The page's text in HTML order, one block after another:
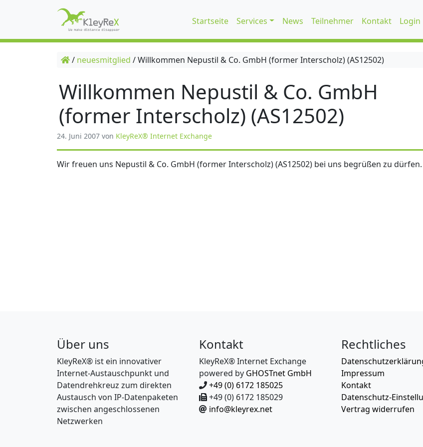
Startseite Services News Teilnehmer Kontakt Login
/ neuesmitglied /Willkommen Nepustil & Co. GmbH (former Interscholz) (AS12502)
Willkommen Nepustil & Co. GmbH
(former Interscholz) (AS12502)
24. Juni 2007 von KleyReX® Internet Exchange
Wir freuen uns Nepustil & Co. GmbH (former Interscholz) (AS12502) bei uns begrüßen zu dürfen.
Über uns
KleyReX® ist ein innovativer
Internet-Austauschpunkt und
Datendrehkreuz zum direkten
Austausch von IP-Datenpaketen
zwischen angeschlossenen
Netzwerken
Kontakt
KleyReX® Internet Exchange
powered by GHOSTnet GmbH
+49 (0) 6172 185025
+49 (0) 6172 185029
info@kleyrex.net
Rechtliches
Impressum
Kontakt
Datenschutz-
Vertrag widerrufen